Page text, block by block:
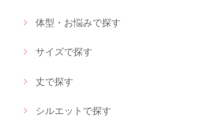
体型・お悩みで探す
サイズで探す
丈で探す
シルエットで探す